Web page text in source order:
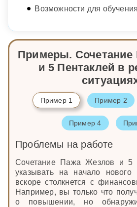
Возможности для
Примеры.
и 5 Пентаклей в
Пример 1 Пример 2
Пример 4
Проблемы на работе
Сочетание Пажа Жезлов и 5
указывать на начало нового
вскоре столкнется с
Например, вы только что
о повышении, но